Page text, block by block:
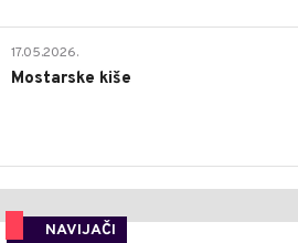
17.05.2026.
Mostarske kiše
NAVIJAČI